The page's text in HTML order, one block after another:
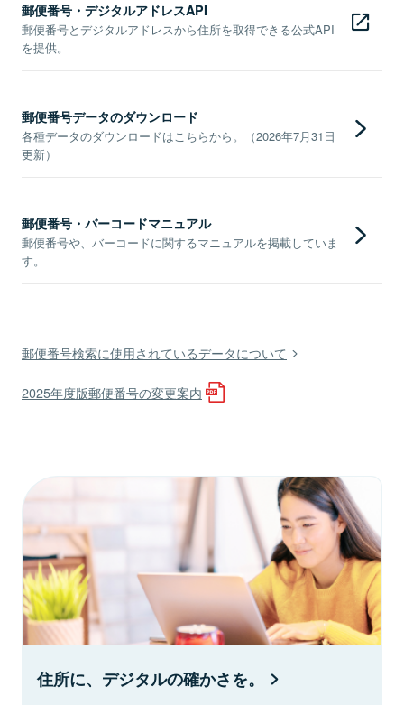
郵便番号・デジタルアドレスAPI
郵便番号とデジタルアドレスから住所を取得できる公式API
を提供。
郵便番号データのダウンロード
各種データのダウンロードはこちらから。（2026年7月31日
更新）
郵便番号・バーコードマニュアル
郵便番号や、バーコードに関するマニュアルを掲載していま
す。
郵便番号検索に使用されているデータについて
2025年度版郵便番号の変更案内
住所に、デジタルの確かさを。